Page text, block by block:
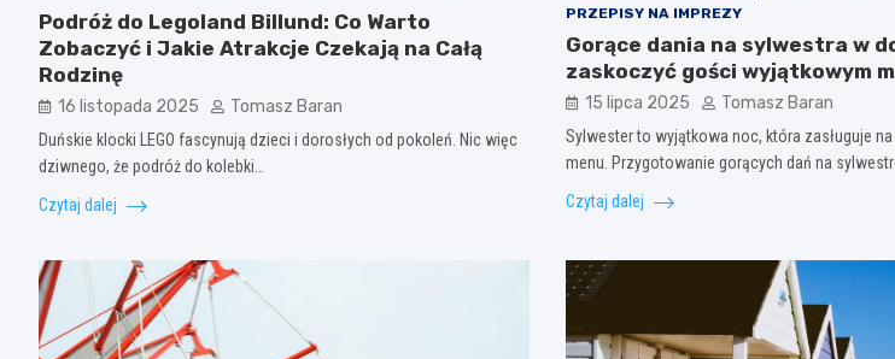
Podróż do Legoland Billund: Co Warto
Zobaczyć i Jakie Atrakcje Czekają na Całą
Rodzinę
16 listopada 2025 Tomasz Baran
Duńskie klocki LEGO fascynują dzieci i dorosłych od pokoleń. Nic więc
dziwnego, że podróż do kolebki…
Czytaj dalej
PRZEPISY NA IMPREZY
Gorące dania na sylwestra w
zaskoczyć gości wyjątkowym
15 lipca 2025 Tomasz Baran
Sylwester to wyjątkowa noc, która zasługuje
menu. Przygotowanie gorących dań na
Czytaj dalej